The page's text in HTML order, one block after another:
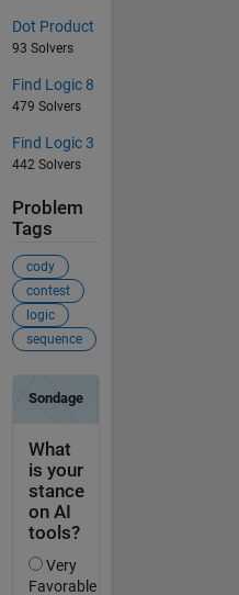
Dot Product
93 Solvers
Find Logic 8
479 Solvers
Find Logic 3
442 Solvers
Problem
Tags
cody
contest
logic
sequence